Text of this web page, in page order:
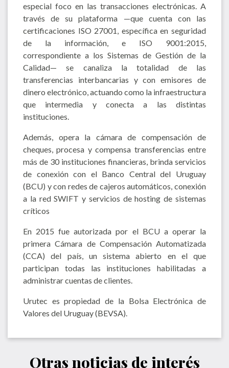
especial foco en las transacciones electrónicas. A
través de su plataforma —que cuenta con las
certificaciones ISO 27001, específica en seguridad
de la información, e ISO 9001:2015,
correspondiente a los Sistemas de Gestión de la
Calidad— se canaliza la totalidad de las
transferencias interbancarias y con emisores de
dinero electrónico, actuando como la infraestructura
que intermedia y conecta a las distintas
instituciones.
Además, opera la cámara de compensación de
cheques, procesa y compensa transferencias entre
más de 30 instituciones financieras, brinda servicios
de conexión con el Banco Central del Uruguay
(BCU) y con redes de cajeros automáticos, conexión
a la red SWIFT y servicios de hosting de sistemas
críticos
En 2015 fue autorizada por el BCU a operar la
primera Cámara de Compensación Automatizada
(CCA) del país, un sistema abierto en el que
participan todas las instituciones habilitadas a
administrar cuentas de clientes.
Urutec es propiedad de la Bolsa Electrónica de
Valores del Uruguay (BEVSA).
Otras noticias de interés